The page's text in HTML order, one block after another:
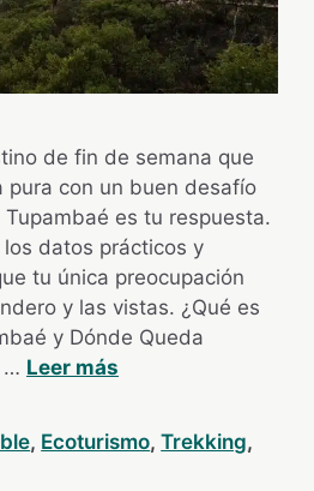
de fin de semana que
pura con un buen desafío
es tu respuesta.
datos prácticos y
tu única preocupación
y las vistas. ¿Qué es
y Dónde Queda
… Leer más
, Ecoturismo,Trekking,